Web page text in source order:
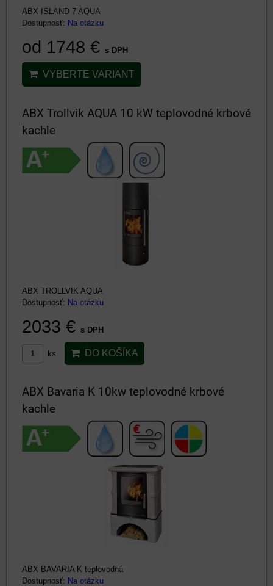
ABX ISLAND 7 AQUA
Dostupnosť: Na otázku
od 1748 € s DPH
VYBERTE VARIANT
ABX Trollvik AQUA 10 kW teplovodné krbové
kachle
ABX TROLLVIK AQUA
Dostupnosť: Na otázku
2033 € s DPH
ks DO KOŠÍKA
ABX Bavaria K 10kw teplovodné krbové
kachle
ABX BAVARIA K teplovodná
Dostupnosť: Na otázku